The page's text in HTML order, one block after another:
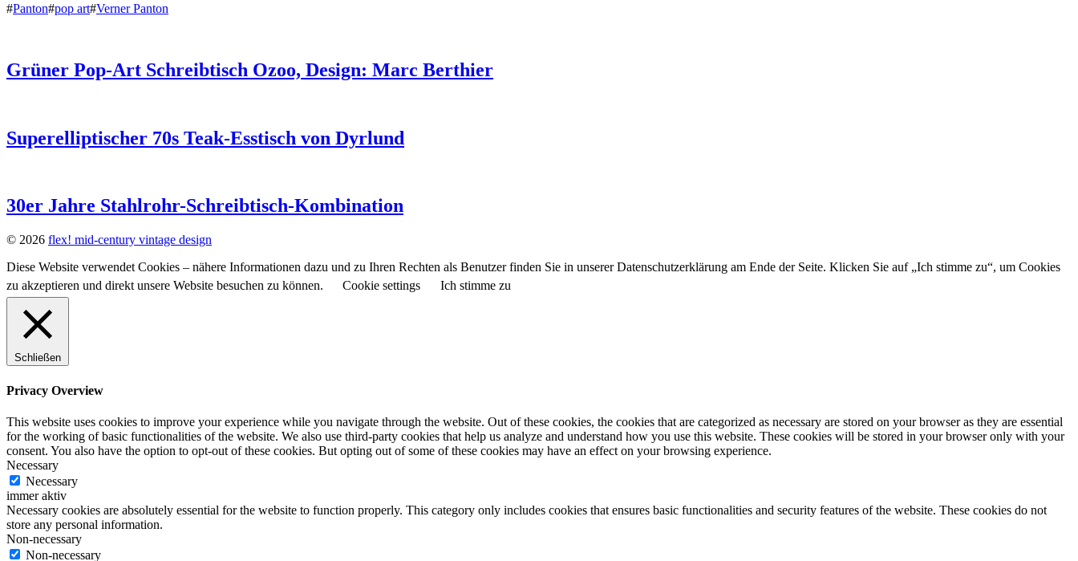
#Panton#pop art#Verner Panton
Grüner Pop-Art Schreibtisch Ozoo, Design: Marc Berthier
Superelliptischer 70s Teak-Esstisch von Dyrlund
30er Jahre Stahlrohr-Schreibtisch-Kombination
© 2026 flex! mid-century vintage design
Diese Website verwendet Cookies – nähere Informationen dazu und zu Ihren Rechten als Benutzer finden Sie in unserer Datenschutzerklärung am Ende der Seite. Klicken Sie auf „Ich stimme zu“, um Cookies
zu akzeptieren und direkt unsere Website besuchen zu können.
Cookie settings Ich stimme zu
Schließen
Privacy Overview
This website uses cookies to improve your experience while you navigate through the website. Out of these cookies, the cookies that are categorized as necessary are stored on your browser as they are essential
for the working of basic functionalities of the website. We also use third-party cookies that help us analyze and understand how you use this website. These cookies will be stored in your browser only with your
consent. You also have the option to opt-out of these cookies. But opting out of some of these cookies may have an effect on your browsing experience.
Necessary
Necessary
immer aktiv
Necessary cookies are absolutely essential for the website to function properly. This category only includes cookies that ensures basic functionalities and security features of the website. These cookies do not
store any personal information.
Non-necessary
Non-necessary